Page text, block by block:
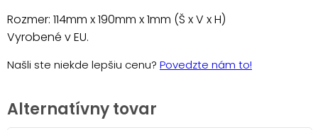
Rozmer: 114mm x 190mm x 1mm (Š x V x H)
Vyrobené v EU.
Našli ste niekde lepšiu cenu? Povedzte nám to!
Alternatívny tovar